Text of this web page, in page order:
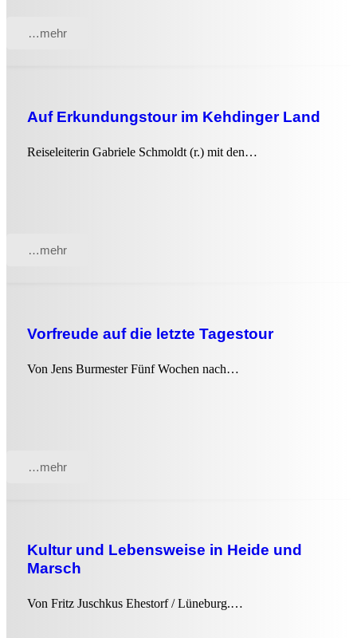
…mehr
Auf Erkundungstour im Kehdinger Land
Reiseleiterin Gabriele Schmoldt (r.) mit den…
…mehr
Vorfreude auf die letzte Tagestour
Von Jens Burmester Fünf Wochen nach…
…mehr
Kultur und Lebensweise in Heide und
Marsch
Von Fritz Juschkus Ehestorf / Lüneburg.…